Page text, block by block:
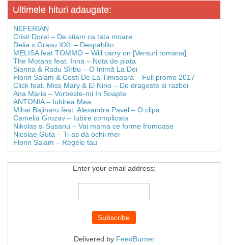
Ultimele hituri adaugate:
NEFERIAN
Cristi Dorel – De stiam ca tata moare
Delia x Grasu XXL – Despablito
MELISA feat TOMMO – Will carry on [Versuri romana]
The Motans feat. Inna – Nota de plata
Sianna & Radu Sîrbu – O Inimă La Doi
Florin Salam & Costi De La Timisoara – Full promo 2017
Click feat. Miss Mary & El Nino – De dragoste si razboi
Ana Maria – Vorbeste-mi In Soapte
ANTONIA – Iubirea Mea
Mihai Bajinaru feat. Alexandra Pavel – O clipa
Camelia Grozav – Iubire complicata
Nikolas si Susanu – Vai mama ce forme frumoase
Nicolae Guta – Ti-as da ochii mei
Florin Salam – Regele tau
Enter your email address:
Delivered by FeedBurner